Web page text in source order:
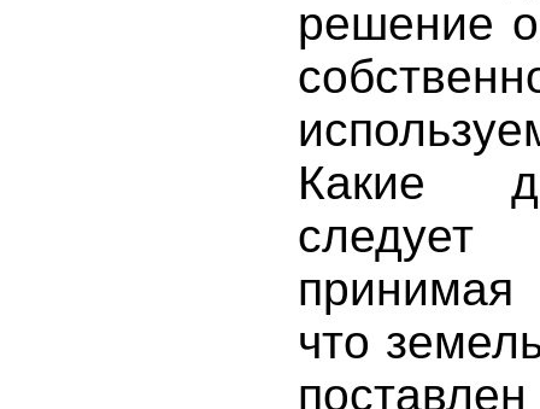
решение
Какие
следует
что